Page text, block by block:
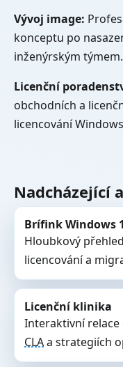
Vývoj image:
konceptu po
inženýrským týmem.
Licenční
obchodních a
licencování Windows
Nadcházející
Brífink Windows
Hloubkový
licencování a
Licenční klinika
Interaktivní relace
CLAa strategiích